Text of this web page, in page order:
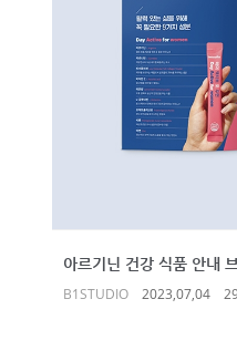
아르기닌 건강 식품 안내
B1STUDIO 2023,07,04